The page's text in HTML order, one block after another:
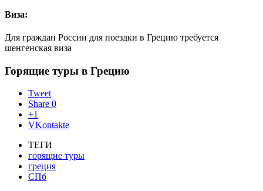
Виза:
Для граждан России для поездки в Грецию требуется
шенгенская виза
Горящие туры в Грецию
Tweet
Share 0
+1
VKontakte
ТЕГИ
горящие туры
греция
СПб